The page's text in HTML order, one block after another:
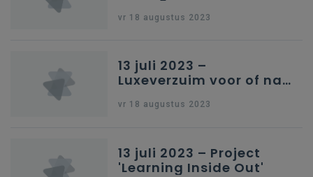
vr 18 augustus 2023
13 juli 2023 –
Luxeverzuim voor of na
vr 18 augustus 2023
13 juli 2023 – Project
'Learning Inside Out'